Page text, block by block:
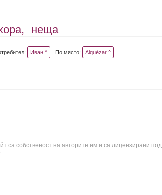
неща
Иван ^ По място: Alquézar ^
са собственост на авторите им и са лицензирани под